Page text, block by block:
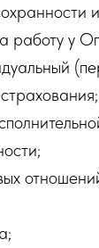
работу у